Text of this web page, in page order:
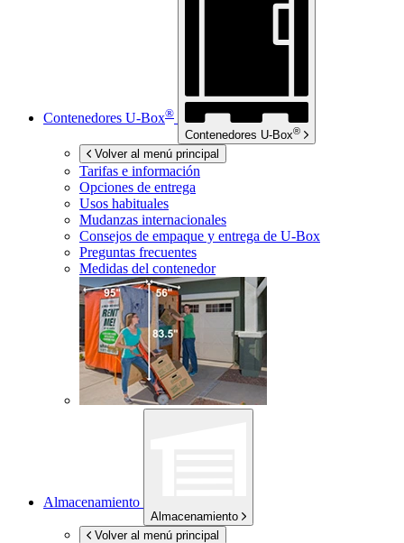
Contenedores U-Box®
Contenedores U-Box®
Volver al menú principal
Tarifas e información
Opciones de entrega
Usos habituales
Mudanzas internacionales
Consejos de empaque y entrega de U-Box
Preguntas frecuentes
Medidas del contenedor
Almacenamiento
Almacenamiento
Volver al menú principal